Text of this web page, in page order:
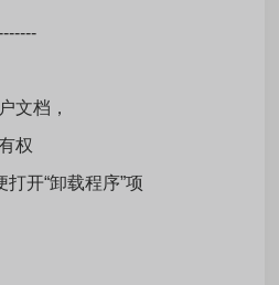
文档，
权
打开“卸载程序”项